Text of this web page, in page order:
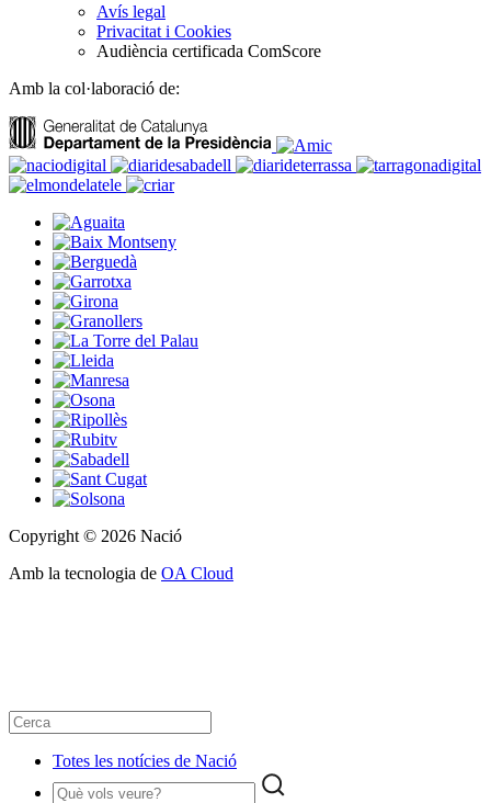
Avís legal
Privacitat i Cookies
Audiència certificada ComScore
Amb la col·laboració de:
Copyright © 2026 Nació
Amb la tecnologia de OA Cloud
Totes les notícies de Nació